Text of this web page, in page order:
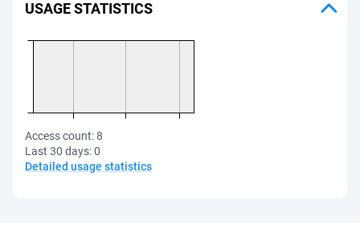
USAGE STATISTICS
Access count:8
Last 30 days:0
Detailed usage statistics